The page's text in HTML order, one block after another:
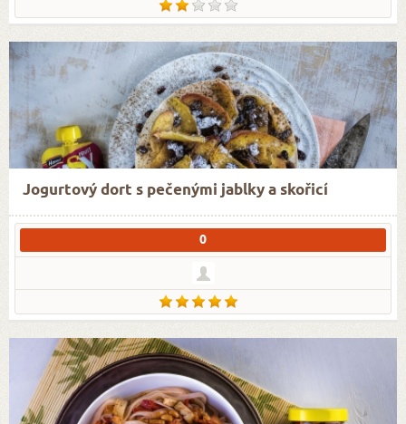
Jogurtový dort s pečenými jablky a skořicí
0